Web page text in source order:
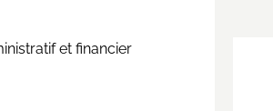
et financier